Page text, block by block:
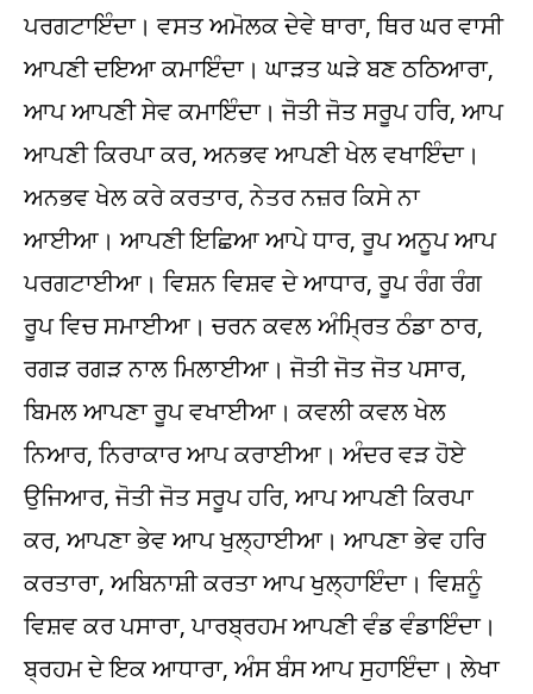
ਪਰਗਟਾਇੰਦਾ। ਵਸਤ ਅਮੋਲਕ ਦੇਵੇ ਥਾਰਾ, ਥਿਰ ਘਰ ਵਾਸੀ
ਆਪਣੀ ਦਇਆ ਕਮਾਇੰਦਾ। ਘਾੜਤ ਘੜੇ ਬਣ ਠਠਿਆਰਾ,
ਆਪ ਆਪਣੀ ਸੇਵ ਕਮਾਇੰਦਾ। ਜੋਤੀ ਜੋਤ ਸਰੂਪ ਹਰਿ, ਆਪ
ਆਪਣੀ ਕਿਰਪਾ ਕਰ, ਅਨਭਵ ਆਪਣੀ ਖੇਲ ਵਖਾਇੰਦਾ।
ਅਨਭਵ ਖੇਲ ਕਰੇ ਕਰਤਾਰ, ਨੇਤਰ ਨਜ਼ਰ ਕਿਸੇ ਨਾ
ਆਈਆ। ਆਪਣੀ ਇਛਿਆ ਆਪੇ ਧਾਰ, ਰੂਪ ਅਨੂਪ ਆਪ
ਪਰਗਟਾਈਆ। ਵਿਸ਼ਨ ਵਿਸ਼ਵ ਦੇ ਆਧਾਰ, ਰੂਪ ਰੰਗ ਰੰਗ
ਰੂਪ ਵਿਚ ਸਮਾਈਆ। ਚਰਨ ਕਵਲ ਅੰਮ੍ਰਿਤ ਠੰਡਾ ਠਾਰ,
ਰਗੜ ਰਗੜ ਨਾਲ ਮਿਲਾਈਆ। ਜੋਤੀ ਜੋਤ ਜੋਤ ਪਸਾਰ,
ਬਿਮਲ ਆਪਣਾ ਰੂਪ ਵਖਾਈਆ। ਕਵਲੀ ਕਵਲ ਖੇਲ
ਨਿਆਰ, ਨਿਰਾਕਾਰ ਆਪ ਕਰਾਈਆ। ਅੰਦਰ ਵੜ ਹੋਏ
ਉਜਿਆਰ, ਜੋਤੀ ਜੋਤ ਸਰੂਪ ਹਰਿ, ਆਪ ਆਪਣੀ ਕਿਰਪਾ
ਕਰ, ਆਪਣਾ ਭੇਵ ਆਪ ਖੁਲ੍ਹਾਈਆ। ਆਪਣਾ ਭੇਵ ਹਰਿ
ਕਰਤਾਰਾ, ਅਬਿਨਾਸ਼ੀ ਕਰਤਾ ਆਪ ਖੁਲ੍ਹਾਇੰਦਾ। ਵਿਸ਼ਨੂੰ
ਵਿਸ਼ਵ ਕਰ ਪਸਾਰਾ, ਪਾਰਬ੍ਰਹਮ ਆਪਣੀ ਵੰਡ ਵੰਡਾਇੰਦਾ।
ਬ੍ਰਹਮ ਦੇ ਇਕ ਆਧਾਰਾ, ਅੰਸ ਬੰਸ ਆਪ ਸੁਹਾਇੰਦਾ। ਲੇਖਾ